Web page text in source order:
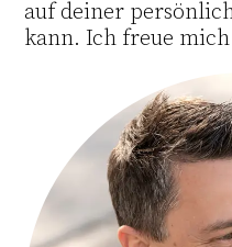
auf deiner
kann. Ich freue